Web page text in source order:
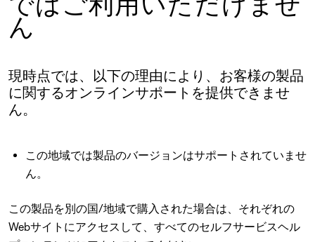
ん
現時点では、以下の理由により、お客様の製品
に関するオンラインサポートを提供できませ
ん。
この地域では製品のバージョンはサポートされていませ
ん。
この製品を別の国/地域で購入された場合は、それぞれの
Webサイトにアクセスして、すべてのセルフサービスヘル